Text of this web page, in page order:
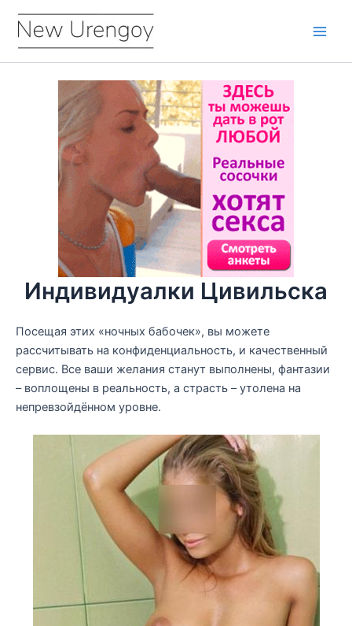
содержимому
Индивидуалки Цивильска
Посещая этих «ночных бабочек», вы можете
рассчитывать на конфиденциальность, и качественный
сервис. Все ваши желания станут выполнены, фантазии
– воплощены в реальность, а страсть – утолена на
непревзойдённом уровне.